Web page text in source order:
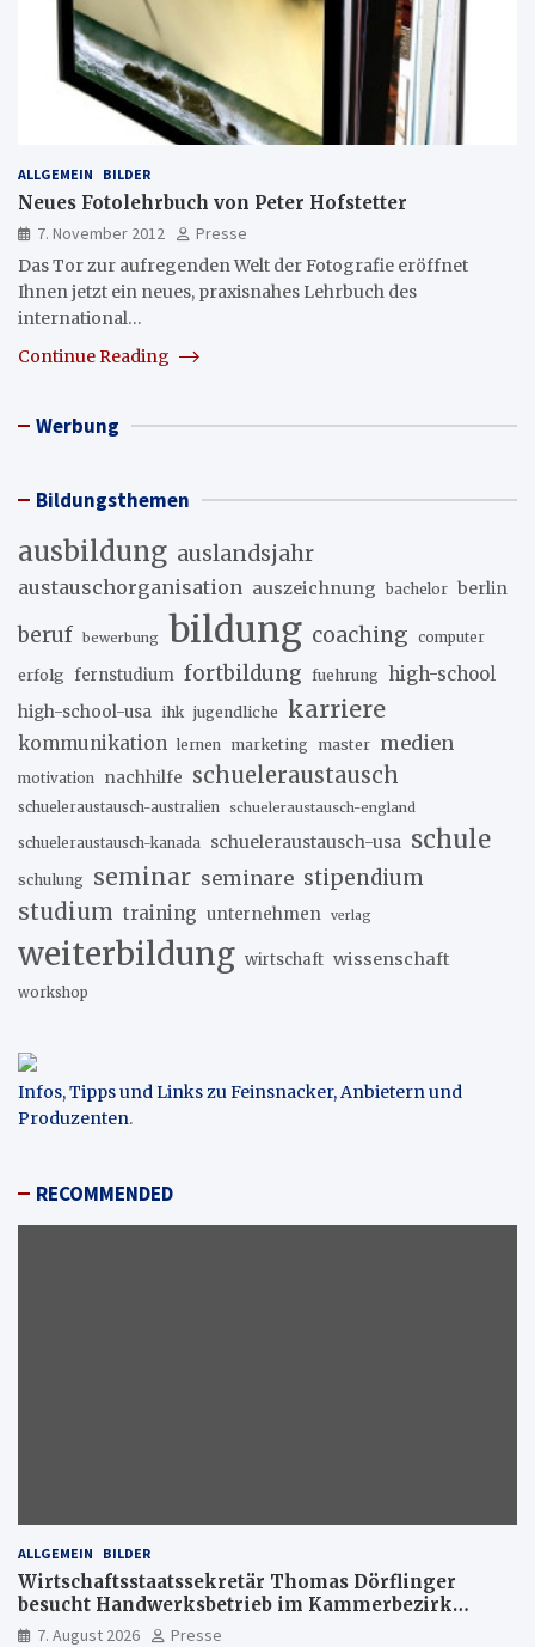
ALLGEMEIN BILDER
Neues Fotolehrbuch von Peter Hofstetter
7. November 2012
Presse
Das Tor zur aufregenden Welt der Fotografie eröffnet
Ihnen jetzt ein neues, praxisnahes Lehrbuch des
international…
Continue Reading
Werbung
Bildungsthemen
ausbildung auslandsjahr
austauschorganisation auszeichnung bachelor berlin
beruf bewerbung bildung coaching computer
erfolg fernstudium fortbildung fuehrung high-school
high-school-usa ihk jugendliche karriere
kommunikation lernen marketing master medien
motivation nachhilfe schueleraustausch
schueleraustausch-australien schueleraustausch-england
schueleraustausch-kanada schueleraustausch-usa schule
schulung seminar seminare stipendium
studium training unternehmen verlag
weiterbildung wirtschaft wissenschaft
workshop
Infos, Tipps und Links zu Feinsnacker, Anbietern und
Produzenten.
RECOMMENDED
ALLGEMEIN BILDER
Wirtschaftsstaatssekretär Thomas Dörflinger
besucht Handwerksbetrieb im Kammerbezirk
Freiburg
7. August 2026 Presse